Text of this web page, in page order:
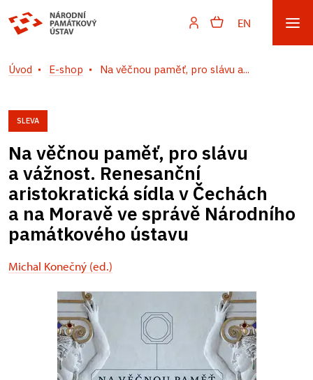
EN
Úvod E-shop Na věčnou paměť, pro slávu a...
SLEVA
Na věčnou paměť, pro slávu
a vážnost. Renesanční
aristokratická sídla v Čechách
a na Moravě ve správě Národního
památkového ústavu
Michal Konečný (ed.)